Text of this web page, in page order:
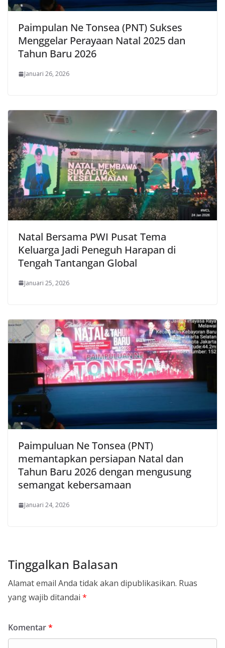
Paimpulan Ne Tonsea (PNT) Sukses
Menggelar Perayaan Natal 2025 dan
Tahun Baru 2026
Januari 26, 2026
Natal Bersama PWI Pusat Tema
Keluarga Jadi Peneguh Harapan di
Tengah Tantangan Global
Januari 25, 2026
Paimpuluan Ne Tonsea (PNT)
memantapkan persiapan Natal dan
Tahun Baru 2026 dengan mengusung
semangat kebersamaan
Januari 24, 2026
Tinggalkan Balasan
Alamat email Anda tidak akan dipublikasikan. Ruas
yang wajib ditandai *
Komentar*